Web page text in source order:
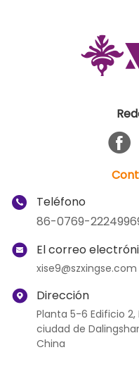
Teléfono
86-0769-
El correo
xise9@szxingse.com
Dirección
Planta 5-6 Edificio
ciudad de
China